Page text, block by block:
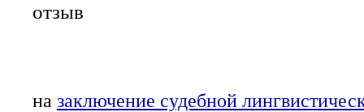
отзыв
на заключение судебной